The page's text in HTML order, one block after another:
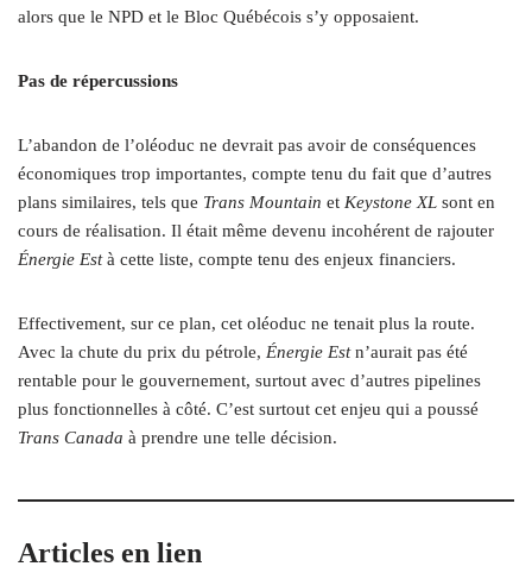
alors que le NPD et le Bloc Québécois s’y opposaient.
Pas de répercussions
L’abandon de l’oléoduc ne devrait pas avoir de conséquences
économiques trop importantes, compte tenu du fait que d’autres
plans similaires, tels que Trans Mountain et Keystone XL sont en
cours de réalisation. Il était même devenu incohérent de rajouter
Énergie Està cette liste, compte tenu des enjeux financiers.
Effectivement, sur ce plan, cet oléoduc ne tenait plus la route.
Avec la chute du prix du pétrole, Énergie Estn’aurait pas été
rentable pour le gouvernement, surtout avec d’autres pipelines
plus fonctionnelles à côté. C’est surtout cet enjeu qui a poussé
Trans Canada à prendre une telle décision.
Articles en lien